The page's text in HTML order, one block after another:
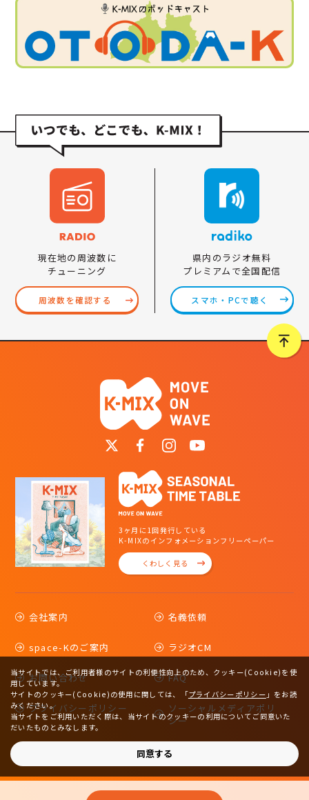
現在地の周波数に
チューニング
周波数を確認する
県内のラジオ無料
プレミアムで全国配信
スマホ・PCで聴く
3ヶ月に1回発行している
K-MIXのインフォメーションフリーペーパー
くわしく見る
会社案内 名義依頼
space-Kのご案内 ラジオCM
お問い合わせ FAQ
プライバシーポリシー
ソーシャルメディアポリ
シー
当サイトでは、ご利用者様のサイトの利便性向上のため、クッキー(Cookie)を使
用しています。
サイトのクッキー(Cookie)の使用に関しては、
「プライバシーポリシー 」をお読
みください。
当サイトをご利用いただく際は、当サイトのクッキーの利用についてご同意いた
だいたものとみなします。
同意する